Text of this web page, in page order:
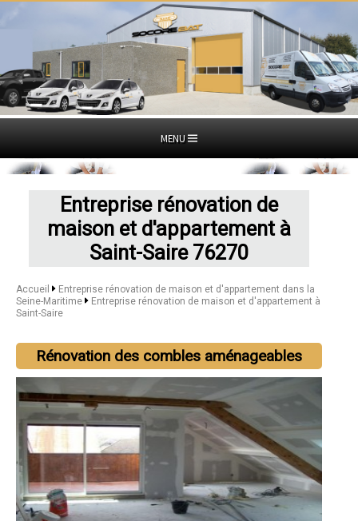
MENU
Entreprise rénovation de
maison et d'appartement à
Saint-Saire 76270
Accueil
Entreprise rénovation de maison et d'appartement dans la
Seine-Maritime
Entreprise rénovation de maison et d'appartement à
Saint-Saire
Rénovation des combles aménageables